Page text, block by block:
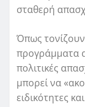
σταθερή
Όπως
προγράμματα
πολιτικές
μπορεί να
ειδικότητες